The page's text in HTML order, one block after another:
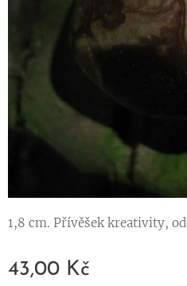
1,8 cm. Přívěšek kreativity,
43,00 Kč